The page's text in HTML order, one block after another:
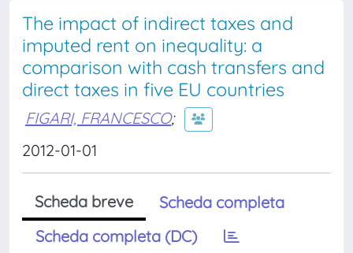
The impact of indirect taxes and
imputed rent on inequality: a
comparison with cash transfers and
direct taxes in five EU countries
FIGARI, FRANCESCO;
2012-01-01
Scheda breve
Scheda completa
Scheda completa (DC)